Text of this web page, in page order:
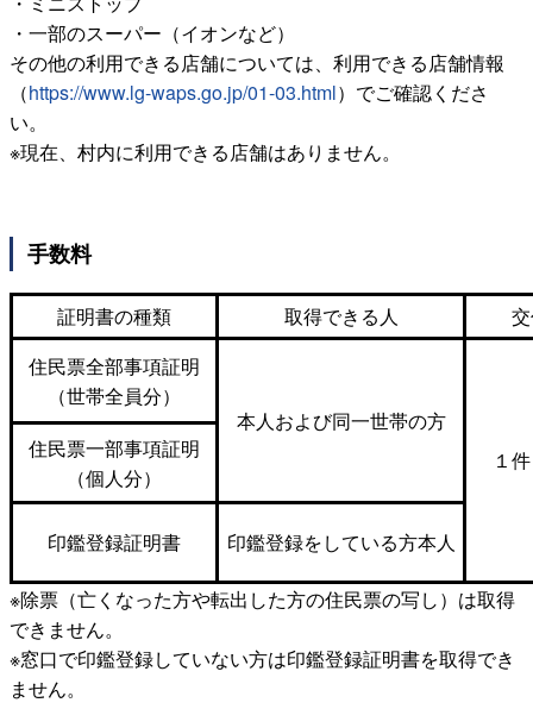
・一部のスーパー（イオンなど）
その他の利用できる店舗については、利用できる店舗情報
（https://www.lg-waps.go.jp/01-03.html）でご確認くださ
い。
※現在、村内に利用できる店舗はありません。
手数料
証明書の種類 取得できる人
住民票全部事項証明
（世帯全員分）
本人および同一世帯の方
１
住民票一部事項証明
（個人分）
印鑑登録証明書 印鑑登録をしている方本人
※除票（亡くなった方や転出した方の住民票の写し）は取得
できません。
※窓口で印鑑登録していない方は印鑑登録証明書を取得でき
ません。